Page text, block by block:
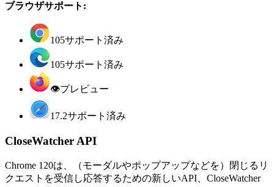
ブラウザサポート:
105サポート済み
105サポート済み
👁プレビュー
17.2サポート済み
CloseWatcher API
Chrome 120は、（モーダルやポップアップなどを）閉じるリ
クエストを受信し応答するための新しいAPI、CloseWatcher